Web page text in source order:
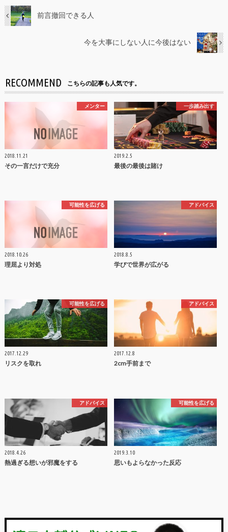
前言撤回できる人
今を大事にしない人に今後はない
RECOMMEND こちらの記事も人気です。
メンター
2018.11.21
その一言だけで充分
一歩踏み出す
2019.2.5
最後の最後は賭け
可能性を広げる
2018.10.26
理屈より対処
アドバイス
2018.8.5
学びで世界が広がる
可能性を広げる
2017.12.29
リスクを取れ
アドバイス
2017.12.8
2cm手前まで
アドバイス
2018.4.26
熱過ぎる想いが邪魔をする
可能性を広げる
2019.3.10
思いもよらなかった反応